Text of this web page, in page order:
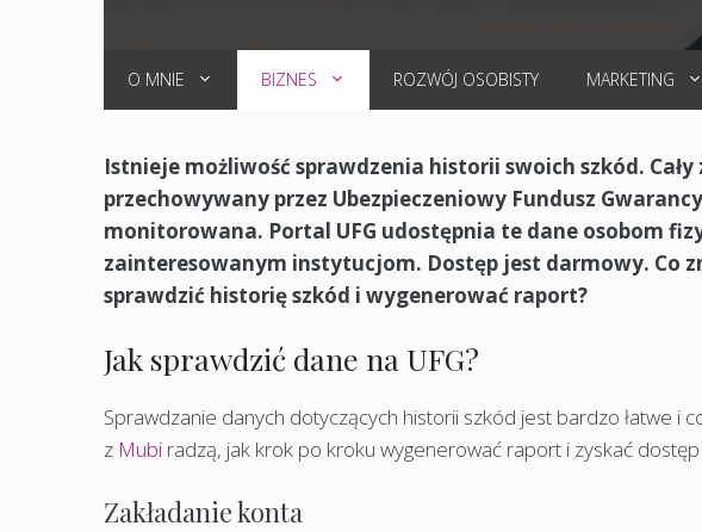
O MNIE BIZNES ROZWÓJ OSOBISTY MARKETING
Istnieje możliwość sprawdzenia historii swoich szkód.
przechowywany przez Ubezpieczeniowy Fundusz
monitorowana. Portal UFG udostępnia te dane osobom
zainteresowanym instytucjom. Dostęp jest darmowy. Co
sprawdzić historię szkód i wygenerować raport?
Jak sprawdzić dane na UFG?
Sprawdzanie danych dotyczących historii szkód jest bardzo łatwe i
z Mubi radzą, jak krok po kroku wygenerować raport i zyskać
Zakładanie konta